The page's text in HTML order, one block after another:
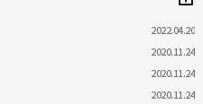
2022.04.20
2020.11.24
2020.11.24
2020.11.24